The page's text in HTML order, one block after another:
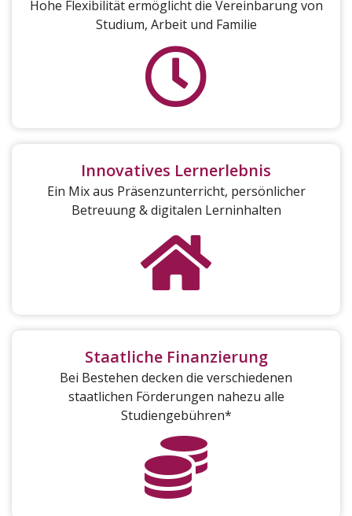
Hohe Flexibilität ermöglicht die Vereinbarung von
Studium, Arbeit und Familie
Innovatives Lernerlebnis
Ein Mix aus Präsenzunterricht, persönlicher
Betreuung & digitalen Lerninhalten
Staatliche Finanzierung
Bei Bestehen decken die verschiedenen
staatlichen Förderungen nahezu alle
Studiengebühren*